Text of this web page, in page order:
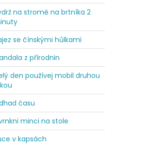
na stromě na brtníka 2
se čínskými hůlkami
z přírodnin
den používej mobil druhou
času
minci na stole
v kapsách